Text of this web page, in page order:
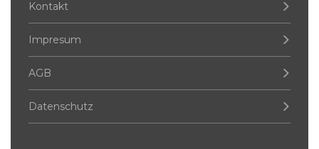
Kontakt
Impresum
AGB
Datenschutz